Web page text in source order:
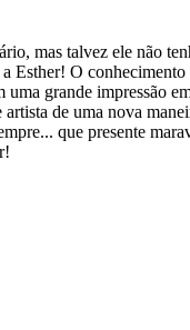
mas talvez ele não
Esther! O conhecimento
uma grande impressão
artista de uma nova
que presente